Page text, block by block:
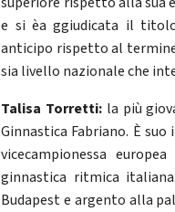
e si èa ggiudicata il
anticipo rispetto al
sia livello nazionale che
Talisa Torretti: la più
Ginnastica Fabriano. È
vicecampionessa
ginnastica ritmica
Budapest e argento alla